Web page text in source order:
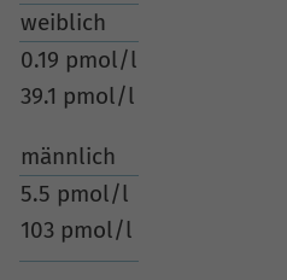
weiblich
0.19 pmol/l
39.1 pmol/l
männlich
5.5 pmol/l
103 pmol/l